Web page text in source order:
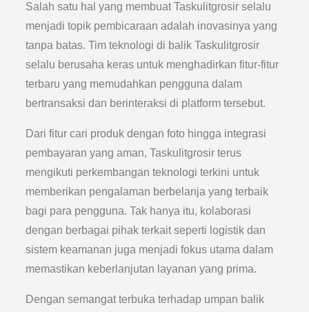
Salah satu hal yang membuat Taskulitgrosir selalu
menjadi topik pembicaraan adalah inovasinya yang
tanpa batas. Tim teknologi di balik Taskulitgrosir
selalu berusaha keras untuk menghadirkan fitur-fitur
terbaru yang memudahkan pengguna dalam
bertransaksi dan berinteraksi di platform tersebut.
Dari fitur cari produk dengan foto hingga integrasi
pembayaran yang aman, Taskulitgrosir terus
mengikuti perkembangan teknologi terkini untuk
memberikan pengalaman berbelanja yang terbaik
bagi para pengguna. Tak hanya itu, kolaborasi
dengan berbagai pihak terkait seperti logistik dan
sistem keamanan juga menjadi fokus utama dalam
memastikan keberlanjutan layanan yang prima.
Dengan semangat terbuka terhadap umpan balik